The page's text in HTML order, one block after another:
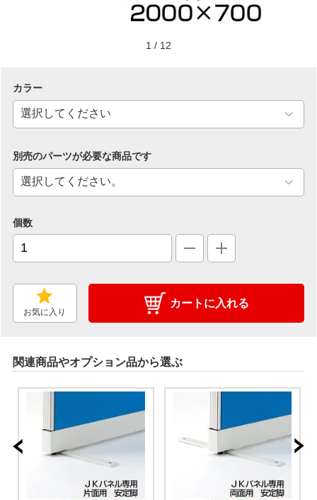
1 / 12
カラー
別売のパーツが必要な商品です
個数
お気に入り
カートに入れる
関連商品やオプション品から選ぶ